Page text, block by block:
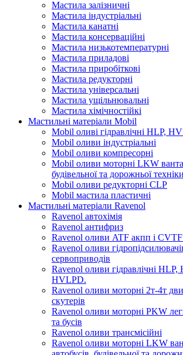
Мастила залізничні
Мастила індустріальні
Мастила канатні
Мастила консерваційні
Мастила низькотемпературні
Мастила приладові
Мастила приробіткові
Мастила редукторні
Мастила універсальні
Мастила ущільнювальні
Мастила хімічностійкі
Мастильні матеріали Mobil
Mobil оливі гідравлічні HLP,
Mobil оливи індустріальні
Mobil оливи компресорні
Mobil оливи моторні LKW
будівельної та дорожньої техніки
Mobil оливи редукторні CLP
Mobil мастила пластичні
Мастильні матеріали Ravenol
Ravenol автохімія
Ravenol антифриз
Ravenol оливи ATF акпп і CVTF
Ravenol оливи
сервоприводів
Ravenol оливи гідравлічні
HVLPD.
Ravenol оливи моторні 2т-4т
скутерів
Ravenol оливи моторні PKW
та бусів
Ravenol оливи трансмісійні
Ravenol оливи моторні LKW